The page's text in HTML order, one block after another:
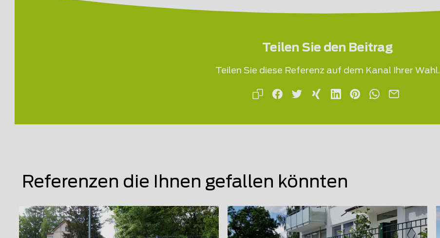
Teilen Sie den Beitrag
Teilen Sie diese Referenz auf dem Kanal Ihrer Wahl.
Referenzen die Ihnen gefallen könnten